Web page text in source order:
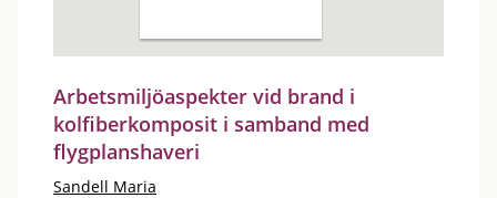
Arbetsmiljöaspekter vid brand i
kolfiberkomposit i samband med
flygplanshaveri
Sandell Maria